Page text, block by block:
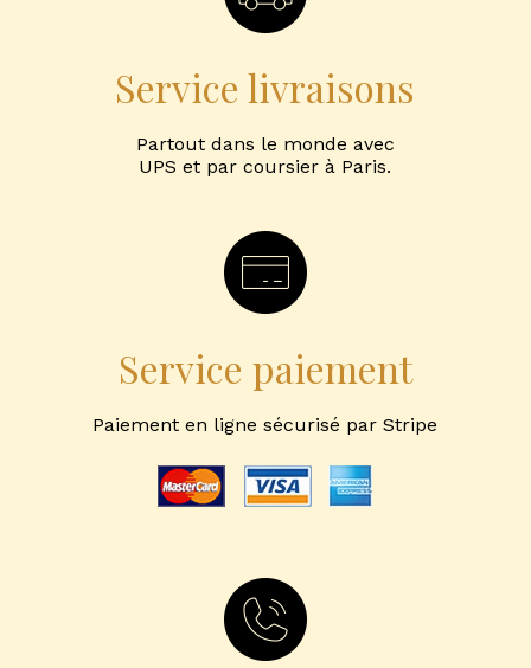
Service livraisons
Partout dans le monde avec
UPS et par coursier à Paris.
Service paiement
Paiement en ligne sécurisé par Stripe